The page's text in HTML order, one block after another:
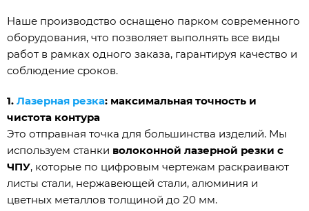
Наше производство оснащено парком современного
оборудования, что позволяет выполнять все виды
работ в рамках одного заказа, гарантируя качество и
соблюдение сроков.
1. Лазерная резка: максимальная точность и
чистота контура
Это отправная точка для большинства изделий. Мы
используем станки волоконной лазерной резки с
ЧПУ, которые по цифровым чертежам раскраивают
листы стали, нержавеющей стали, алюминия и
цветных металлов толщиной до 20 мм.